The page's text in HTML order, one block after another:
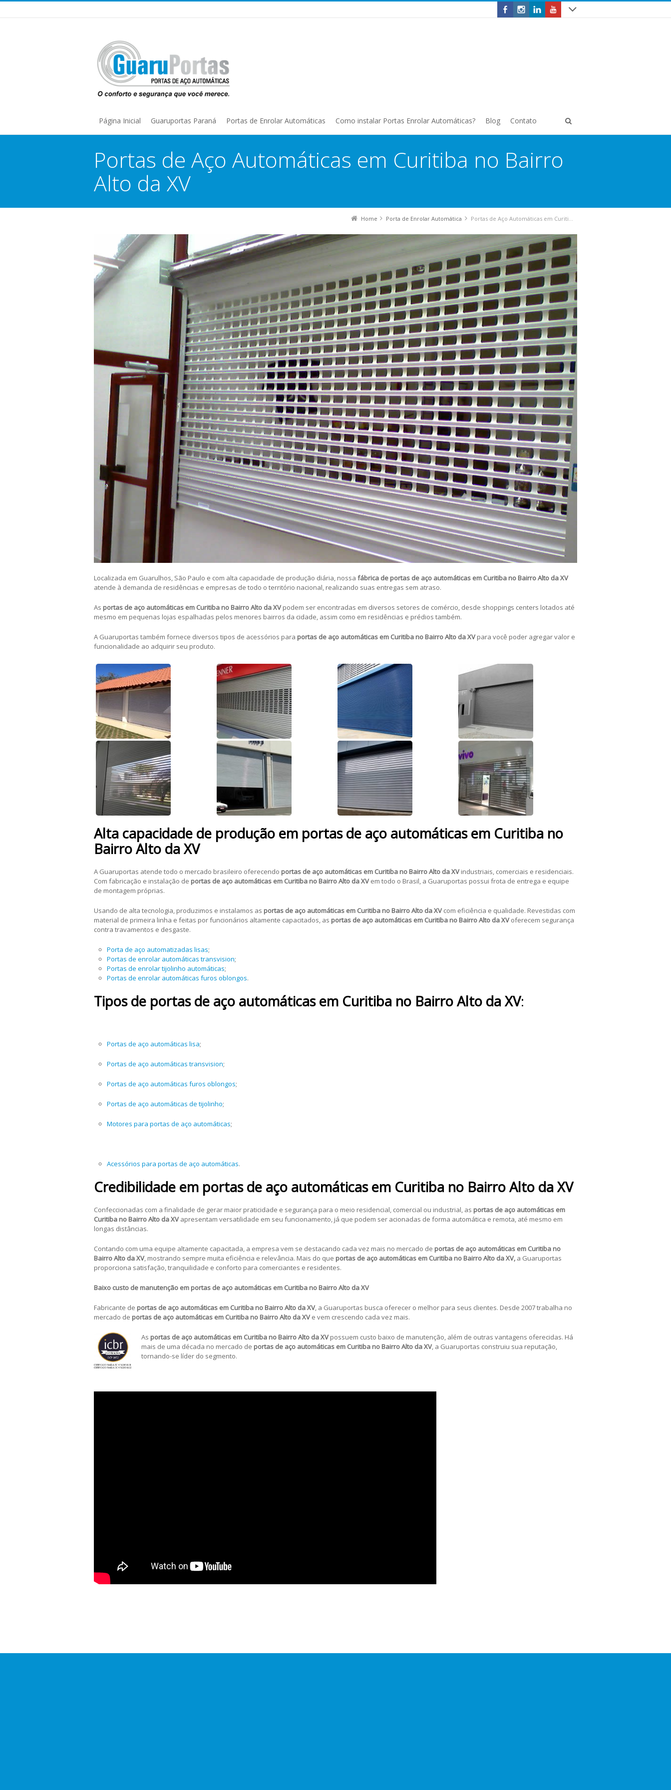
Página Inicial Guaruportas Paraná Portas de Enrolar Automáticas Como instalar Portas Enrolar Automáticas? Blog Contato
Portas de Aço Automáticas em Curitiba no Bairro
Alto da XV
Home Porta de Enrolar Automática Portas de Aço Automáticas em Curitiba no Bairro Alto da XV
Localizada em Guarulhos, São Paulo e com alta capacidade de produção diária, nossa fábrica de portas de aço automáticas em Curitiba no Bairro Alto da XV
atende à demanda de residências e empresas de todo o território nacional, realizando suas entregas sem atraso.
As portas de aço automáticas em Curitiba no Bairro Alto da XVpodem ser encontradas em diversos setores de comércio, desde shoppings centers lotados até
mesmo em pequenas lojas espalhadas pelos menores bairros da cidade, assim como em residências e prédios também.
A Guaruportas também fornece diversos tipos de acessórios para portas de aço automáticas em Curitiba no Bairro Alto da XVpara você poder agregar valor e
funcionalidade ao adquirir seu produto.
Alta capacidade de produção em portas de aço automáticas em Curitiba no
Bairro Alto da XV
A Guaruportas atende todo o mercado brasileiro oferecendo portas de aço automáticas em Curitiba no Bairro Alto da XVindustriais, comerciais e residenciais.
Com fabricação e instalação de portas de aço automáticas em Curitiba no Bairro Alto da XVem todo o Brasil, a Guaruportas possui frota de entrega e equipe
de montagem próprias.
Usando de alta tecnologia, produzimos e instalamos as portas de aço automáticas em Curitiba no Bairro Alto da XVcom eficiência e qualidade. Revestidas com
material de primeira linha e feitas por funcionários altamente capacitados, as portas de aço automáticas em Curitiba no Bairro Alto da XVoferecem segurança
contra travamentos e desgaste.
Porta de aço automatizadas lisas;
Portas de enrolar automáticas transvision;
Portas de enrolar tijolinho automáticas;
Portas de enrolar automáticas furos oblongos.
Tipos de portas de aço automáticas em Curitiba no Bairro Alto da XV:
Portas de aço automáticas lisa;
Portas de aço automáticas transvision;
Portas de aço automáticas furos oblongos;
Portas de aço automáticas de tijolinho;
Motores para portas de aço automáticas;
Acessórios para portas de aço automáticas.
Credibilidade em portas de aço automáticas em Curitiba no Bairro Alto da XV
Confeccionadas com a finalidade de gerar maior praticidade e segurança para o meio residencial, comercial ou industrial, as portas de aço automáticas em
Curitiba no Bairro Alto da XVapresentam versatilidade em seu funcionamento, já que podem ser acionadas de forma automática e remota, até mesmo em
longas distâncias.
Contando com uma equipe altamente capacitada, a empresa vem se destacando cada vez mais no mercado de portas de aço automáticas em Curitiba no
Bairro Alto da XV, mostrando sempre muita eficiência e relevância. Mais do que portas de aço automáticas em Curitiba no Bairro Alto da XV, a Guaruportas
proporciona satisfação, tranquilidade e conforto para comerciantes e residentes.
Baixo custo de manutenção em portas de aço automáticas em Curitiba no Bairro Alto da XV
Fabricante de portas de aço automáticas em Curitiba no Bairro Alto da XV, a Guaruportas busca oferecer o melhor para seus clientes. Desde 2007 trabalha no
mercado de portas de aço automáticas em Curitiba no Bairro Alto da XVe vem crescendo cada vez mais.
As portas de aço automáticas em Curitiba no Bairro Alto da XVpossuem custo baixo de manutenção, além de outras vantagens oferecidas. Há
mais de uma década no mercado de portas de aço automáticas em Curitiba no Bairro Alto da XV, a Guaruportas construiu sua reputação,
tornando-se líder do segmento.